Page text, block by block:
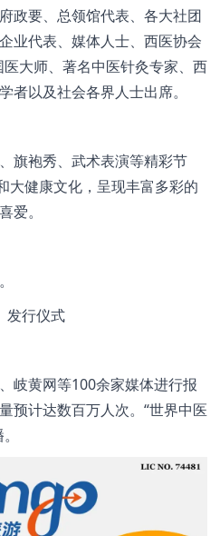
政要、总领馆代表、各大社团
业代表、媒体人士、西医协会
大师、著名中医针灸专家、西
者以及社会各界人士出席。
旗袍秀、武术表演等精彩节
大健康文化，呈现丰富多彩的
爱。
发行仪式
岐黄网等100余家媒体进行报
预计达数百万人次。“世界中医